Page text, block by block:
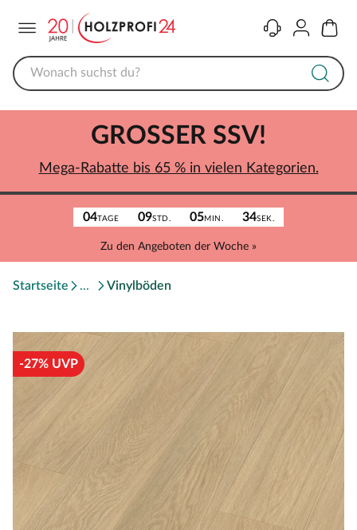
KontaktKonto
04TAGE 09STD. 05MIN. 34SEK.
Zu den Angeboten der Woche »
GROSSER SSV!
Mega-Rabatte bis 65 % in vielen Kategorien.
Startseite Vinylböden
-27% UVP